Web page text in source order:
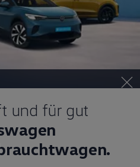
und für gut